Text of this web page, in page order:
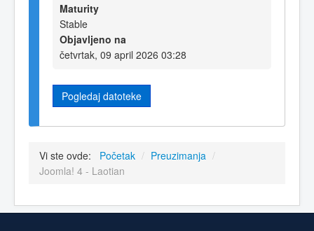
Maturity
Stable
Objavljeno na
četvrtak, 09 april 2026 03:28
Pogledaj datoteke
Vi ste ovde: Početak / Preuzimanja /
Joomla! 4 - Laotian